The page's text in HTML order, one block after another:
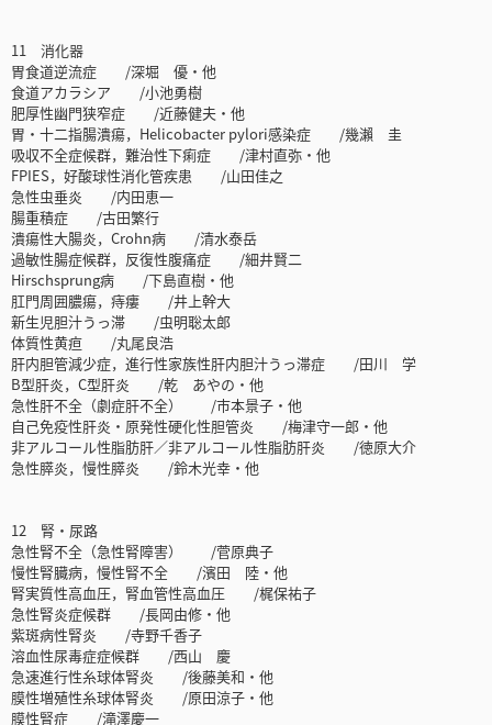
11 消化器
胃食道逆流症 /深堀 優・他
食道アカラシア /小池勇樹
肥厚性幽門狭窄症 /近藤健夫・他
胃・十二指腸潰瘍，Helicobacter pylori感染症 /幾瀨 圭
吸収不全症候群，難治性下痢症 /津村直弥・他
FPIES，好酸球性消化管疾患 /山田佳之
急性虫垂炎 /内田恵一
腸重積症 /古田繁行
潰瘍性大腸炎，Crohn病 /清水泰岳
過敏性腸症候群，反復性腹痛症 /細井賢二
Hirschsprung病 /下島直樹・他
肛門周囲膿瘍，痔瘻 /井上幹大
新生児胆汁うっ滞 /虫明聡太郎
体質性黄疸 /丸尾良浩
肝内胆管減少症，進行性家族性肝内胆汁うっ滞症 /田川 学
B型肝炎，C型肝炎 /乾 あやの・他
急性肝不全（劇症肝不全） /市本景子・他
自己免疫性肝炎・原発性硬化性胆管炎 /梅津守一郎・他
非アルコール性脂肪肝／非アルコール性脂肪肝炎 /徳原大介
急性膵炎，慢性膵炎 /鈴木光幸・他
12 腎・尿路
急性腎不全（急性腎障害） /菅原典子
慢性腎臓病，慢性腎不全 /濱田 陸・他
腎実質性高血圧，腎血管性高血圧 /梶保祐子
急性腎炎症候群 /長岡由修・他
紫斑病性腎炎 /寺野千香子
溶血性尿毒症症候群 /西山 慶
急速進行性糸球体腎炎 /後藤美和・他
膜性増殖性糸球体腎炎 /原田涼子・他
膜性腎症 /滝澤慶一